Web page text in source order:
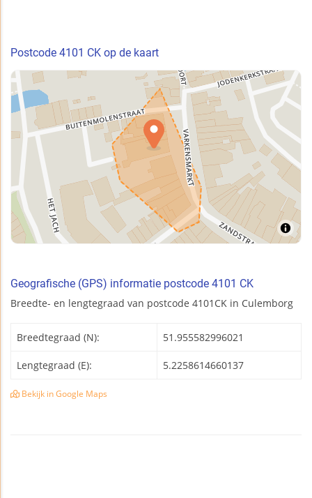
Postcode 4101 CK op de kaart
Geografische (GPS) informatie postcode 4101 CK
Breedte- en lengtegraad van postcode 4101CK in Culemborg
Breedtegraad (N): 51.955582996021
Lengtegraad (E): 5.2258614660137
Bekijk in Google Maps